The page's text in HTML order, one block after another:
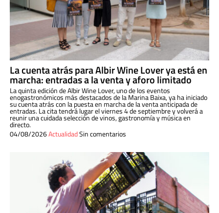
La cuenta atrás para Albir Wine Lover ya está en
marcha: entradas a la venta y aforo limitado
La quinta edición de Albir Wine Lover, uno de los eventos
enogastronómicos más destacados de la Marina Baixa, ya ha iniciado
su cuenta atrás con la puesta en marcha de la venta anticipada de
entradas. La cita tendrá lugar el viernes 4 de septiembre y volverá a
reunir una cuidada selección de vinos, gastronomía y música en
directo.
04/08/2026ActualidadSin comentarios